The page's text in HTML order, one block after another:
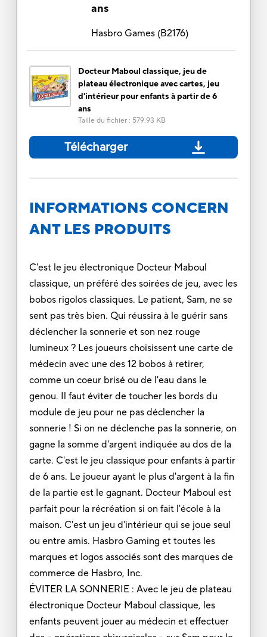
ans
Hasbro Games(B2176)
Docteur Maboul classique, jeu de
plateau électronique avec cartes, jeu
d'intérieur pour enfants à partir de 6
ans
Taille du fichier: 579.93 KB
Télécharger
INFORMATIONS CONCERN
ANT LES PRODUITS
C'est le jeu électronique Docteur Maboul
classique, un préféré des soirées de jeu, avec les
bobos rigolos classiques. Le patient, Sam, ne se
sent pas très bien. Qui réussira à le guérir sans
déclencher la sonnerie et son nez rouge
lumineux ? Les joueurs choisissent une carte de
médecin avec une des 12 bobos à retirer,
comme un coeur brisé ou de l'eau dans le
genou. Il faut éviter de toucher les bords du
module de jeu pour ne pas déclencher la
sonnerie ! Si on ne déclenche pas la sonnerie, on
gagne la somme d'argent indiquée au dos de la
carte. C'est le jeu classique pour enfants à partir
de 6 ans. Le joueur ayant le plus d'argent à la fin
de la partie est le gagnant. Docteur Maboul est
parfait pour la récréation si on fait l'école à la
maison. C'est un jeu d'intérieur qui se joue seul
ou entre amis. Hasbro Gaming et toutes les
marques et logos associés sont des marques de
commerce de Hasbro, Inc.
ÉVITER LA SONNERIE : Avec le jeu de plateau
électronique Docteur Maboul classique, les
enfants peuvent jouer au médecin et effectuer